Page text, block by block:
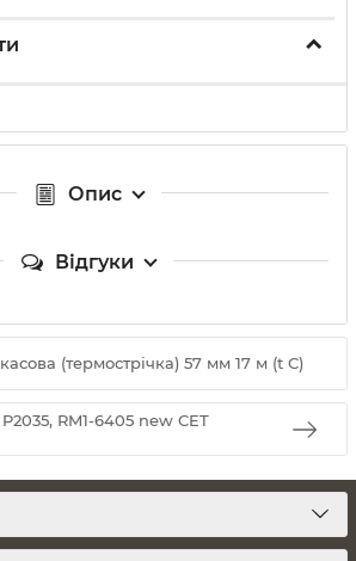
Опис
Відгуки
(термострічка) 57 мм 17 м (t C)
RM1-6405 new CET